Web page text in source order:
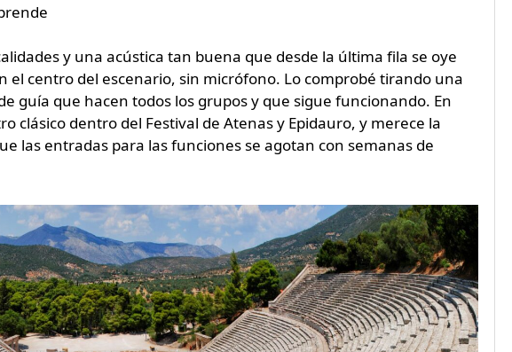
y una acústica tan buena que desde la última fila se oye
centro del escenario, sin micrófono. Lo comprobé tirando una
guía que hacen todos los grupos y que sigue funcionando. En
clásico dentro del Festival de Atenas y Epidauro, y merece la
las entradas para las funciones se agotan con semanas de